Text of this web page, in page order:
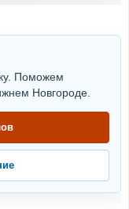
Поможем
Новгороде.